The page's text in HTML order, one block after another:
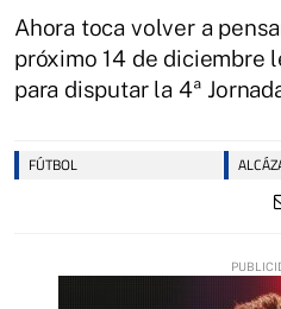
Ahora toca volver a
próximo 14 de diciembre
para disputar la 4ª
FÚTBOL